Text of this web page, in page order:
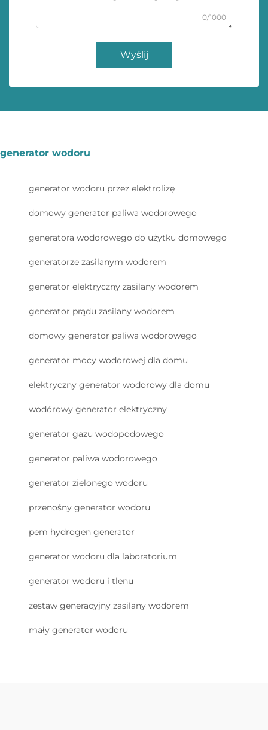
0/1000
Wyślij
generator wodoru
generator wodoru przez elektrolizę
domowy generator paliwa wodorowego
generatora wodorowego do użytku domowego
generatorze zasilanym wodorem
generator elektryczny zasilany wodorem
generator prądu zasilany wodorem
domowy generator paliwa wodorowego
generator mocy wodorowej dla domu
elektryczny generator wodorowy dla domu
wodórowy generator elektryczny
generator gazu wodорodowego
generator paliwa wodorowego
generator zielonego wodoru
przenośny generator wodoru
pem hydrogen generator
generator wodoru dla laboratorium
generator wodoru i tlenu
zestaw generacyjny zasilany wodorem
mały generator wodoru